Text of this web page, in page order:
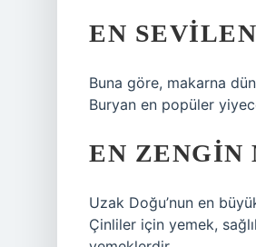
EN
Buna göre, makarna
Buryan en popüler
EN ZENGIN
Uzak Doğu’nun en
Çinliler için yemek,